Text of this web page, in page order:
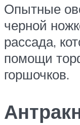
Опытные
черной
рассада,
помощи
горшочков.